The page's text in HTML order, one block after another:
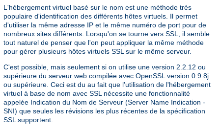
L'hébergement virtuel basé sur le nom est une méthode très
populaire d'identification des différents hôtes virtuels. Il permet
d'utiliser la même adresse IP et le même numéro de port pour de
nombreux sites différents. Lorsqu'on se tourne vers SSL, il semble
tout naturel de penser que l'on peut appliquer la même méthode
pour gérer plusieurs hôtes virtuels SSL sur le même serveur.
C'est possible, mais seulement si on utilise une version 2.2.12 ou
supérieure du serveur web compilée avec OpenSSL version 0.9.8j
ou supérieure. Ceci est du au fait que l'utilisation de l'hébergement
virtuel à base de nom avec SSL nécessite une fonctionnalité
appelée Indication du Nom de Serveur (Server Name Indication -
SNI) que seules les révisions les plus récentes de la spécification
SSL supportent.